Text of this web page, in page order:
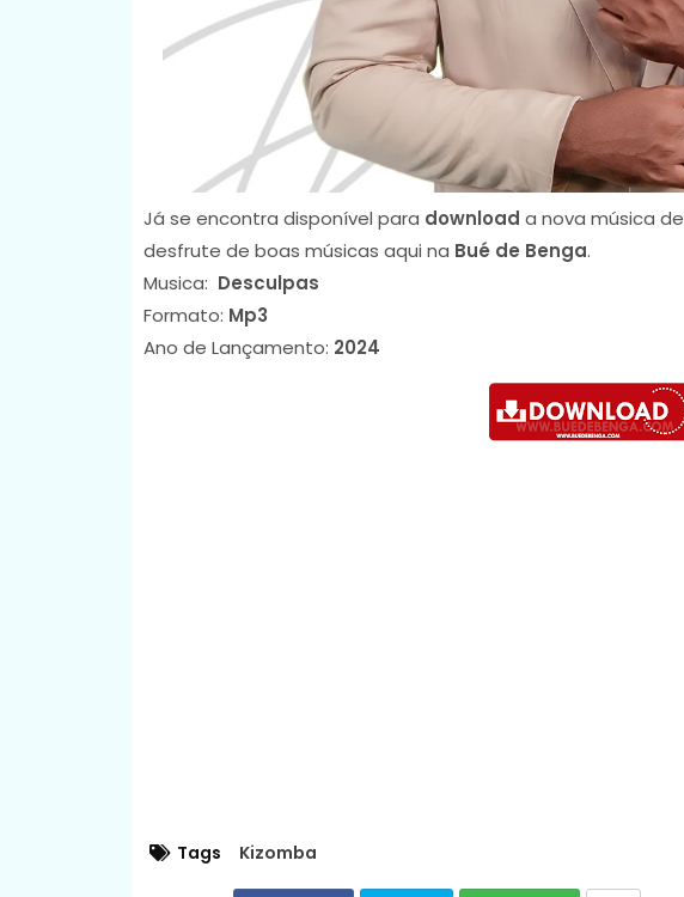
Já se encontra disponível para download a nova música de
desfrute de boas músicas aqui na Bué de Benga.
Musica: Desculpas
Formato: Mp3
Ano de Lançamento: 2024
Tags Kizomba